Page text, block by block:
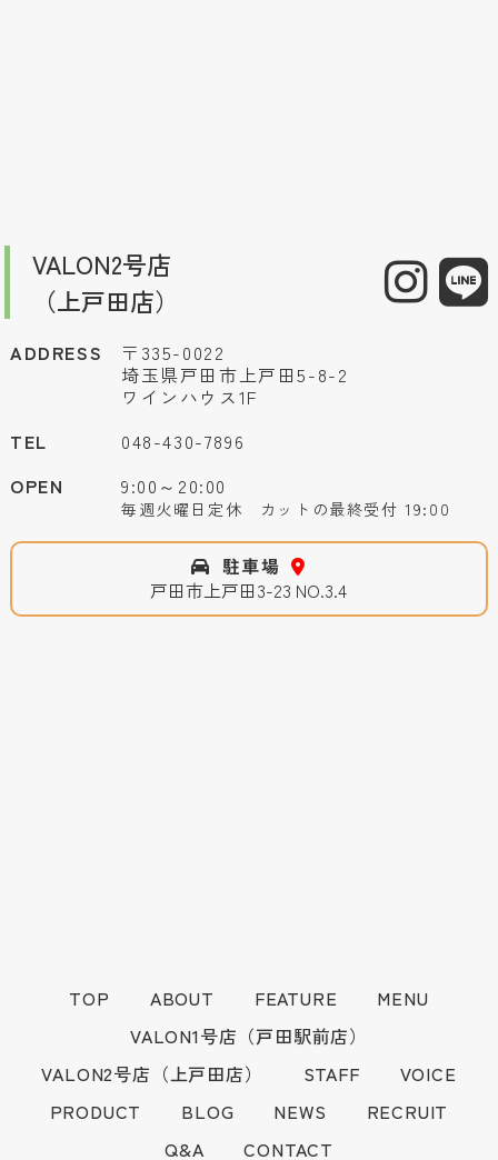
VALON2号店
（上戸田店）
ADDRESS
〒335-0022
埼玉県戸田市上戸田5-8-2
ワインハウス1F
TEL
048-430-7896
OPEN
9:00～20:00
毎週火曜日定休 カットの最終受付 19:00
駐車場
戸田市上戸田3-23 NO.3.4
TOP ABOUT FEATURE
MENU
VALON1号店（戸田駅前店）
VALON2号店（上戸田店）
STAFF
VOICE
PRODUCT
BLOG NEWS
RECRUIT
Q&A
CONTACT